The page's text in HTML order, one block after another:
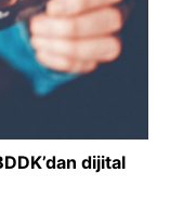
dijital